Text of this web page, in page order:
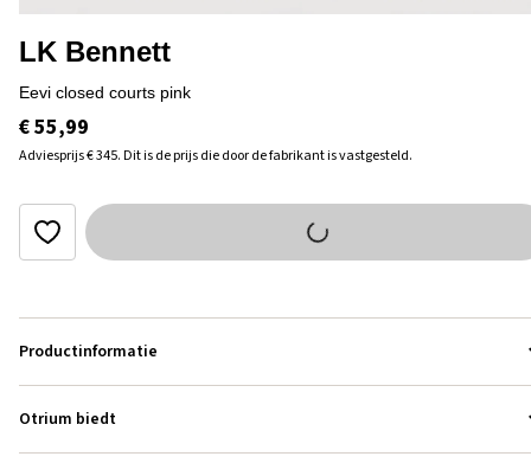
LK Bennett
eevi closed courts pink
€ 55,99
Adviesprijs€ 345.Dit is de prijs die door de fabrikant is vastgesteld.
Productinformatie
Otrium biedt